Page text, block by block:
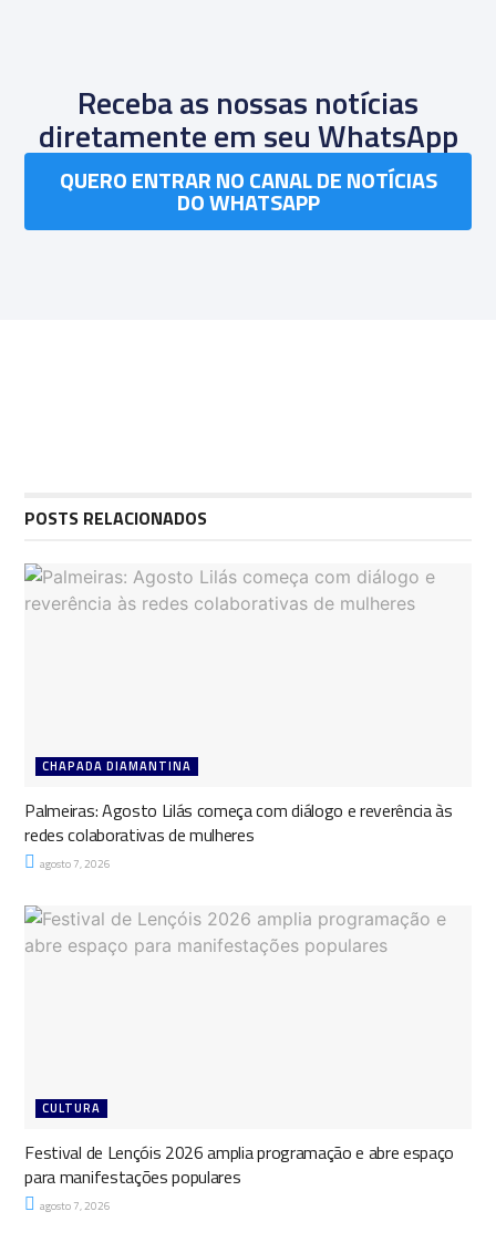
Receba as nossas notícias
diretamente em seu WhatsApp
QUERO ENTRAR NO CANAL DE NOTÍCIAS
DO WHATSAPP
POSTS RELACIONADOS
CHAPADA DIAMANTINA
Palmeiras: Agosto Lilás começa com diálogo e reverência às
redes colaborativas de mulheres
agosto 7, 2026
CULTURA
Festival de Lençóis 2026 amplia programação e abre espaço
para manifestações populares
agosto 7, 2026